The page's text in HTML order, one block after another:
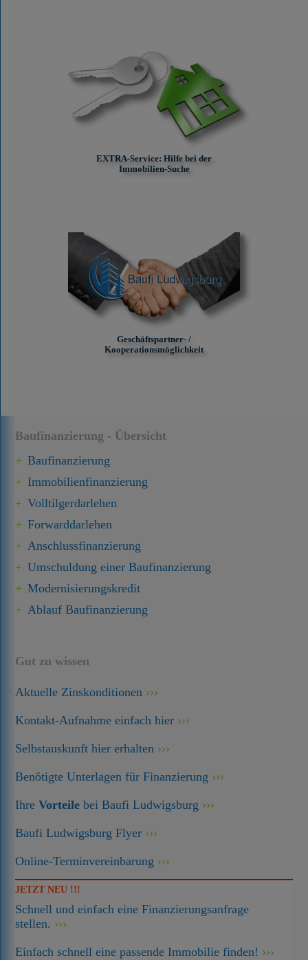
Baufinanzierung - Übersicht
Baufinanzierung
Immobilien­finanzierung
Volltilgerdarlehen
Forward­darlehen
Anschluss­finanzierung
Umschuldung einer Baufinanzierung
Modernisierungskredit
Ablauf Baufinanzierung
Gut zu wissen
Aktuelle Zinskonditionen
Kontakt-Aufnahme einfach hier
Selbstauskunft hier erhalten
Benötigte Unterlagen für Finanzierung
IhreVorteile bei Baufi Ludwigsburg
Baufi Ludwigsburg Flyer
Online-Terminvereinbarung
JETZT NEU !!!
Schnell und einfach eine Finanzierungsanfrage
stellen.
Einfach schnell eine passende Immobilie finden!
EXTRA-Service: Hilfe bei der
Immobilien-Suche
Geschäftspartner- /
Kooperationsmöglichkeit